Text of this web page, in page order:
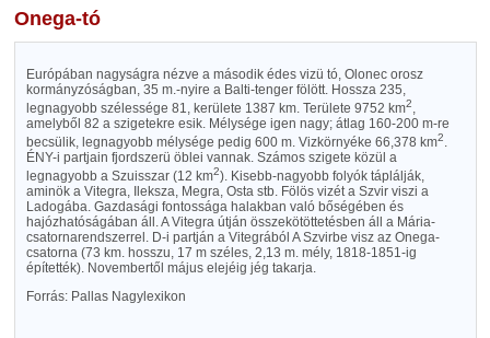
Onega-tó
Európában nagyságra nézve a második édes vizü tó, Olonec orosz
kormányzóságban, 35 m.-nyire a Balti-tenger fölött. Hossza 235,
legnagyobb szélessége 81, kerülete 1387 km. Területe 9752 km2,
amelyből 82 a szigetekre esik. Mélysége igen nagy; átlag 160-200 m-re
becsülik, legnagyobb mélysége pedig 600 m. Vizkörnyéke 66,378 km2.
ÉNY-i partjain fjordszerü öblei vannak. Számos szigete közül a
legnagyobb a Szuisszar (12 km2). Kisebb-nagyobb folyók táplálják,
aminök a Vitegra, Ileksza, Megra, Osta stb. Fölös vizét a Szvir viszi a
Ladogába. Gazdasági fontossága halakban való bőségében és
hajózhatóságában áll. A Vitegra útján összekötöttetésben áll a Mária-
csatornarendszerrel. D-i partján a Vitegrából A Szvirbe visz az Onega-
csatorna (73 km. hosszu, 17 m széles, 2,13 m. mély, 1818-1851-ig
építették). Novembertől május elejéig jég takarja.
Forrás: Pallas Nagylexikon